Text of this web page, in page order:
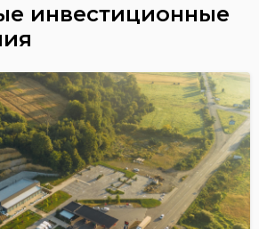
инвестиционные